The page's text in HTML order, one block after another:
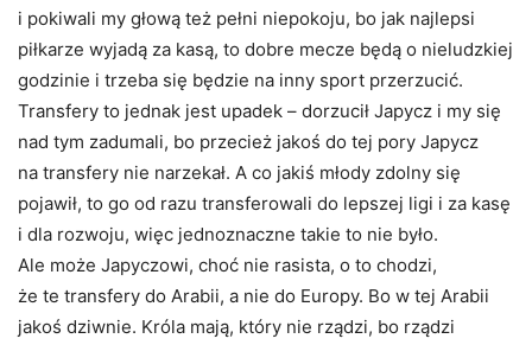
i pokiwali my głową też pełni niepokoju, bo jak najlepsi
piłkarze wyjadą za kasą, to dobre mecze będą o nieludzkiej
godzinie i trzeba się będzie na inny sport przerzucić.
Transfery to jednak jest upadek – dorzucił Japycz i my się
nad tym zadumali, bo przecież jakoś do tej pory Japycz
na transfery nie narzekał. A co jakiś młody zdolny się
pojawił, to go od razu transferowali do lepszej ligi i za kasę
i dla rozwoju, więc jednoznaczne takie to nie było.
Ale może Japyczowi, choć nie rasista, o to chodzi,
że te transfery do Arabii, a nie do Europy. Bo w tej Arabii
jakoś dziwnie. Króla mają, który nie rządzi, bo rządzi